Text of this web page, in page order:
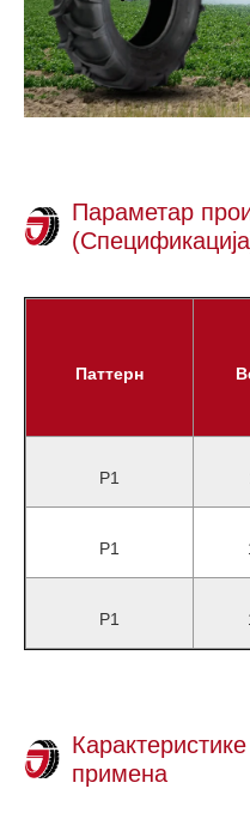
Параметар
Паттерн
Р1
Р1
Р1
примена